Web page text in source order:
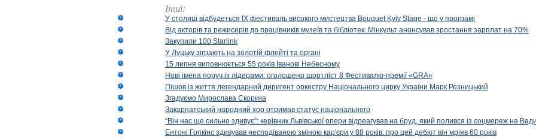
Інші:
У столиці відбудеться IX фестиваль високого мистецтва Bouquet Kyiv Stage - що у програмі
Від акторів та режисерів до працівників музеїв та бібліотек: Мінкульт анонсував зростання зарплат на 70%
Закупили 100 Starlink
У Луцьку зіграють на золотій флейті та органі
15 липня виповнюється 55 років Іванові Небесному
Нові імена поруч із лідерами: оголошено шортліст 8 Фестивалю-премії «GRA»
Пішов із життя легендарний диригент оркестру Національного цирку України Марк Резницький
Згадуємо Мирослава Скорика
Закарпатський народний хор отримав статус національного
“Він нас ще сильно здивує”: керівник Львівської опери відреагував на бруд, який полився із соцмереж на
Ентоні Гопкінс здивував несподіваною зміною кар'єри у 88 років: про цей дебют він мріяв 60 років